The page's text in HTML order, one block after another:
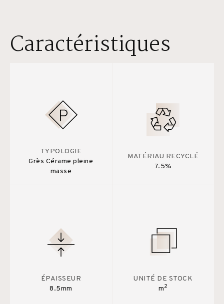
Caractéristiques
TYPOLOGIE
Grès Cérame pleine
masse
MATÉRIAU RECYCLÉ
7.5%
ÉPAISSEUR
8.5mm
UNITÉ DE STOCK
m2